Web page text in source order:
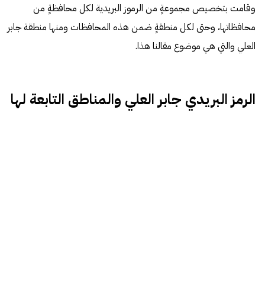
وقامت بتخصيص مجموعةٍ من الرموز البريدية لكل محافظةٍ من
محافظاتها، وحتى لكل منطقةٍ ضمن هذه المحافظات ومنها منطقة جابر
العلي والتي هي موضوع مقالنا هذا.
الرمز البريدي جابر العلي والمناطق التابعة لها